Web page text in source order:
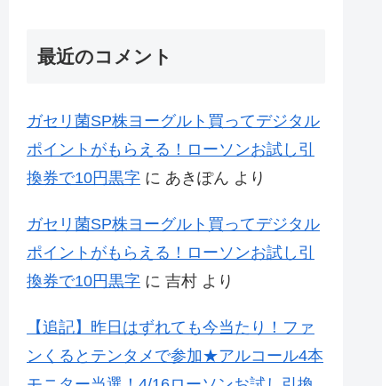
最近のコメント
ガセリ菌SP株ヨーグルト買ってデジタル
ポイントがもらえる！ローソンお試し引
換券で10円黒字 に あきぽん より
ガセリ菌SP株ヨーグルト買ってデジタル
ポイントがもらえる！ローソンお試し引
換券で10円黒字 に 吉村 より
【追記】昨日はずれても今当たり！ファ
ンくるとテンタメで参加★アルコール4本